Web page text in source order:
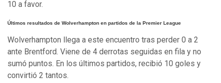
10 a favor.
Últimos resultados de Wolverhampton en partidos de la Premier League
Wolverhampton llega a este encuentro tras perder 0 a 2
ante Brentford. Viene de 4 derrotas seguidas en fila y no
sumó puntos. En los últimos partidos, recibió 10 goles y
convirtió 2 tantos.